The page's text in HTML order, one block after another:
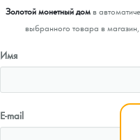
Золотой монетный домв
выбранного товара в
Имя
E-mail